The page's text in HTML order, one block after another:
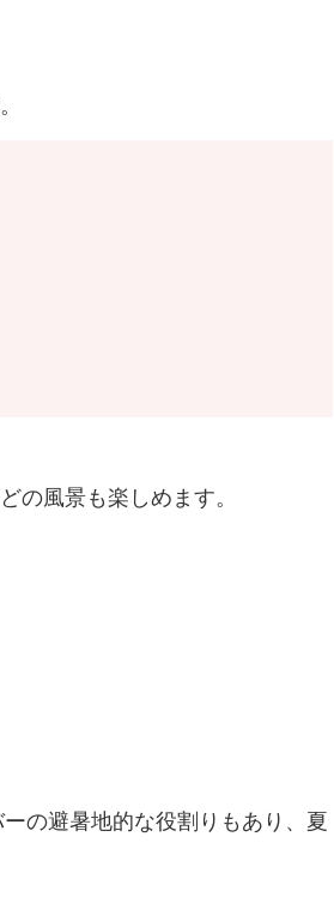
の風景も楽しめます。
の避暑地的な役割りもあり、夏